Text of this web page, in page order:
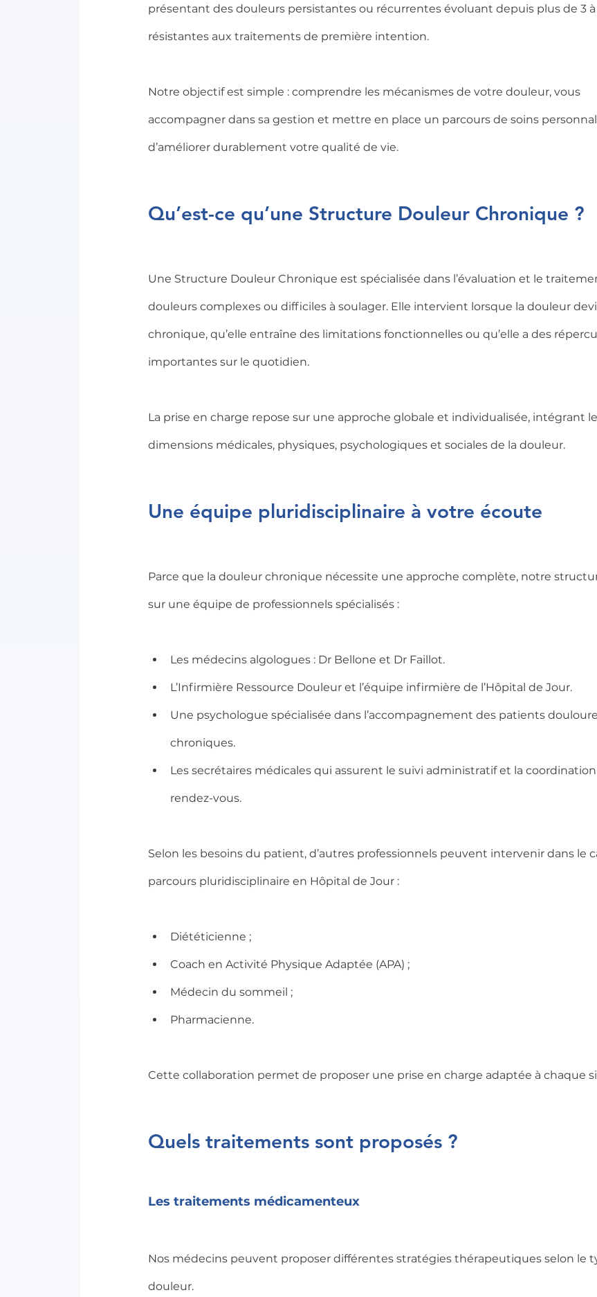
présentant des douleurs persistantes ou récurrentes évoluant depuis plus de 3
résistantes aux traitements de première intention.
Notre objectif est simple : comprendre les mécanismes de votre douleur, vous
accompagner dans sa gestion et mettre en place un parcours de soins
d’améliorer durablement votre qualité de vie.
Qu’est-ce qu’une Structure Douleur Chronique ?
Une Structure Douleur Chronique est spécialisée dans l’évaluation et le
douleurs complexes ou difficiles à soulager. Elle intervient lorsque la douleur
chronique, qu’elle entraîne des limitations fonctionnelles ou qu’elle a des
importantes sur le quotidien.
La prise en charge repose sur une approche globale et individualisée, intégrant
dimensions médicales, physiques, psychologiques et sociales de la douleur.
Une équipe pluridisciplinaire à votre écoute
Parce que la douleur chronique nécessite une approche complète, notre
sur une équipe de professionnels spécialisés :
Les médecins algologues : Dr Bellone et Dr Faillot.
L’Infirmière Ressource Douleur et l’équipe infirmière de l’Hôpital de Jour.
Une psychologue spécialisée dans l’accompagnement des patients
chroniques.
Les secrétaires médicales qui assurent le suivi administratif et la
rendez-vous.
Selon les besoins du patient, d’autres professionnels peuvent intervenir dans le
parcours pluridisciplinaire en Hôpital de Jour :
Diététicienne ;
Coach en Activité Physique Adaptée (APA) ;
Médecin du sommeil ;
Pharmacienne.
Cette collaboration permet de proposer une prise en charge adaptée à chaque
Quels traitements sont proposés ?
Les traitements médicamenteux
Nos médecins peuvent proposer différentes stratégies thérapeutiques selon le
douleur.